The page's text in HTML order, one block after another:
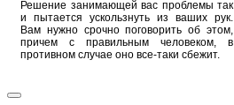
Решение занимающей вас проблемы так
и пытается ускользнуть из ваших рук.
Вам нужно срочно поговорить об этом,
причем с правильным человеком, в
противном случае оно все-таки сбежит.